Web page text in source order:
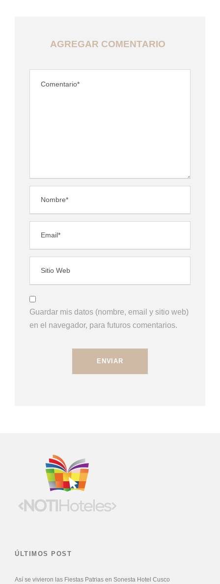
AGREGAR COMENTARIO
Guardar mis datos (nombre, email y sitio web)
en el navegador, para futuros comentarios.
ÚLTIMOS POST
Así se vivieron las Fiestas Patrias en Sonesta Hotel Cusco